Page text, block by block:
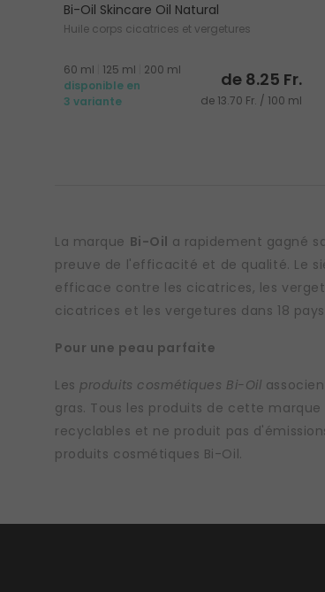
Bi-Oil Skincare Oil Natural
Huile corps cicatrices et vergetures
60 ml 125 ml
200 ml
disponible en
3 variante
de 8.25 Fr.
de 13.70 Fr. / 100 ml
La marque Bi-Oil a rapidement gagné
preuve de l'efficacité et de qualité. Le
efficace contre les cicatrices, les
cicatrices et les vergetures dans 18
Pour une peau parfaite
Les produits cosmétiques Bi-Oil
gras. Tous les produits de cette
recyclables et ne produit pas
produits cosmétiques Bi-Oil.